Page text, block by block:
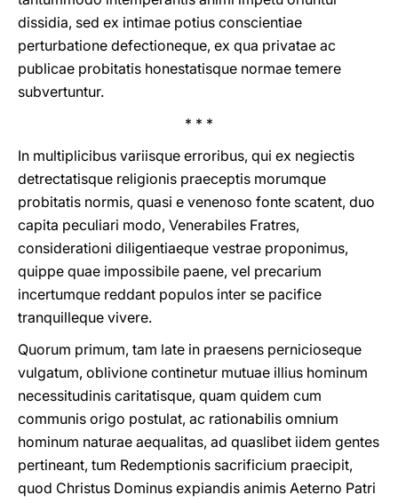
dissidia, sed ex intimae potius conscientiae
perturbatione defectioneque, ex qua privatae ac
publicae probitatis honestatisque normae temere
subvertuntur.
* * *
In multiplicibus variisque erroribus, qui ex negiectis
detrectatisque religionis praeceptis morumque
probitatis normis, quasi e venenoso fonte scatent, duo
capita peculiari modo, Venerabiles Fratres,
considerationi diligentiaeque vestrae proponimus,
quippe quae impossibile paene, vel precarium
incertumque reddant populos inter se pacifice
tranquilleque vivere.
Quorum primum, tam late in praesens pernicioseque
vulgatum, oblivione continetur mutuae illius hominum
necessitudinis caritatisque, quam quidem cum
communis origo postulat, ac rationabilis omnium
hominum naturae aequalitas, ad quaslibet iidem gentes
pertineant, tum Redemptionis sacrificium praecipit,
quod Christus Dominus expiandis animis Aeterno Patri